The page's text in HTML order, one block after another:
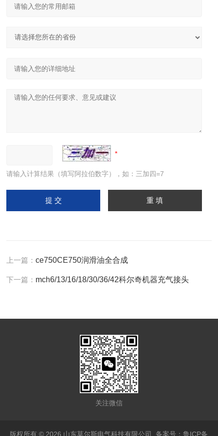
请输入计算结果（填写阿拉伯数字），如：三加四=7
上一篇：ce750CE750润滑油全合成
下一篇： mch6/13/16/18/30/36/42科尔奇机器充气接头
关注微信
版权所有 © 2026 山东莫尔斯电气科技有限公司备案号：鲁ICP备